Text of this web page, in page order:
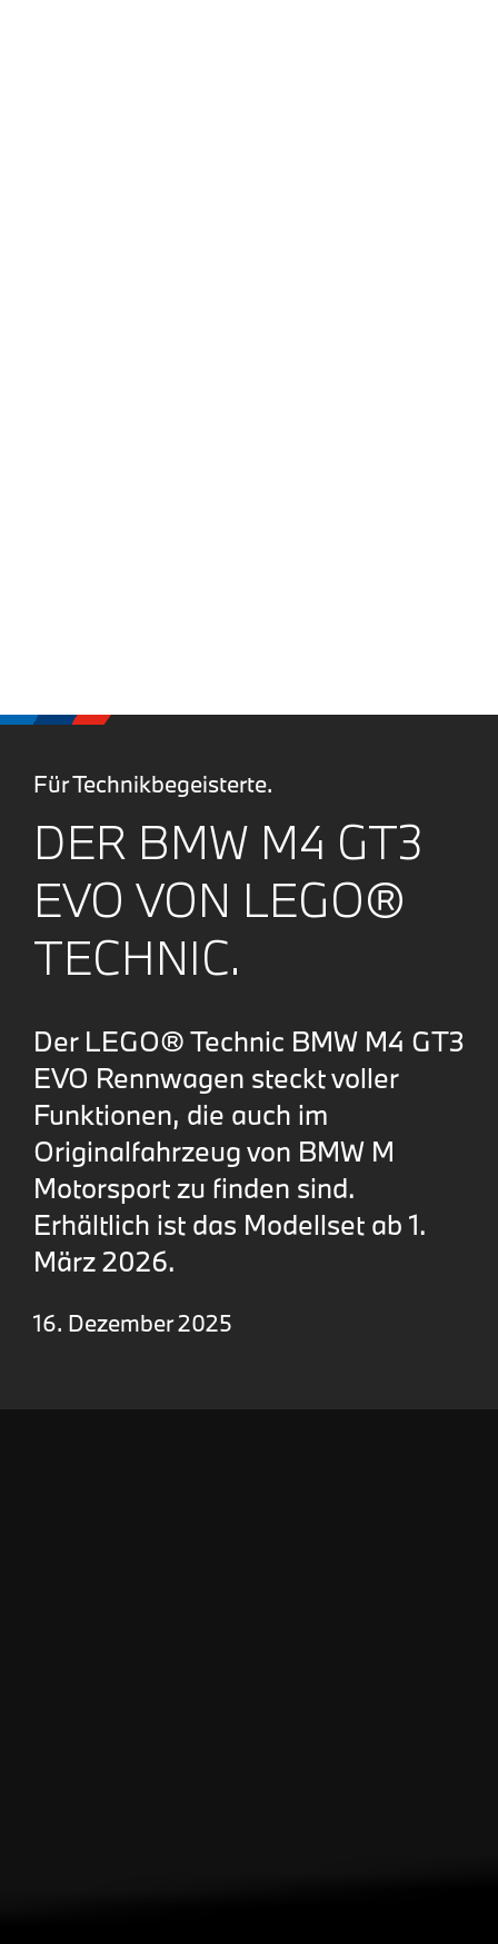
Für Technikbegeisterte.
DER BMW M4 GT3
EVO VON LEGO®
TECHNIC.
Der LEGO® Technic BMW M4 GT3
EVO Rennwagen steckt voller
Funktionen, die auch im
Originalfahrzeug von BMW M
Motorsport zu finden sind.
Erhältlich ist das Modellset ab 1.
März 2026.
16. Dezember 2025